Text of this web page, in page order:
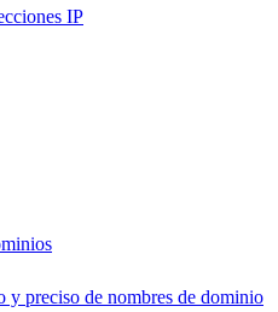
IP
y preciso de nombres de dominio